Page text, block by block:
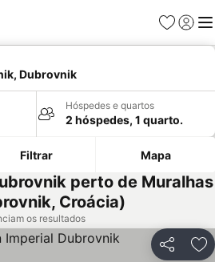
Favoritos
Iniciar
Dubrovnik
Hóspedes e quartos
2 hóspedes, 1 quarto.
Filtrar Mapa
perto de Muralhas
Croácia)
os resultados
Partilhar